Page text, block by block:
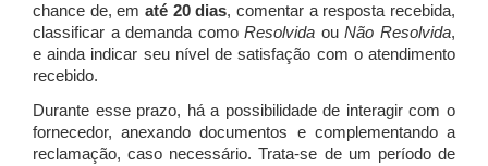
chance de, em até 20 dias, comentar a resposta recebida,
classificar a demanda comoResolvida ouNão Resolvida,
e ainda indicar seu nível de satisfação com o atendimento
recebido.
Durante esse prazo, há a possibilidade de interagir com o
fornecedor, anexando documentos e complementando a
reclamação, caso necessário.Trata-se de um período de